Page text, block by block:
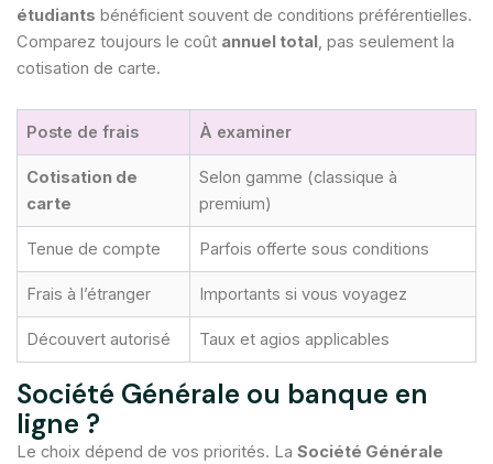
étudiants bénéficient souvent de conditions préférentielles.
Comparez toujours le coût annuel total, pas seulement la
cotisation de carte.
Poste de frais À examiner
Cotisation de
carte
Selon gamme (classique à
premium)
Tenue de compte Parfois offerte sous conditions
Frais à l’étranger Importants si vous voyagez
Découvert autorisé Taux et agios applicables
Société Générale ou banque en
ligne ?
Le choix dépend de vos priorités. La Société Générale